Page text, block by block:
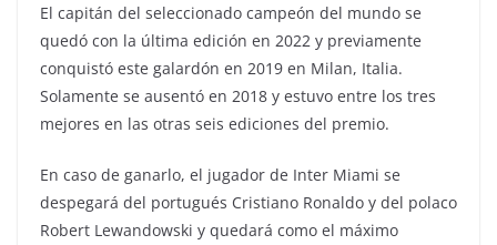
El capitán del seleccionado campeón del mundo se
quedó con la última edición en 2022 y previamente
conquistó este galardón en 2019 en Milan, Italia.
Solamente se ausentó en 2018 y estuvo entre los tres
mejores en las otras seis ediciones del premio.
En caso de ganarlo, el jugador de Inter Miami se
despegará del portugués Cristiano Ronaldo y del polaco
Robert Lewandowski y quedará como el máximo